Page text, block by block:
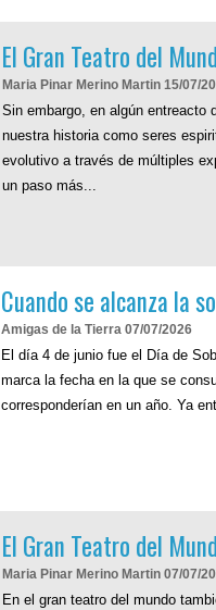
El Gran Teatro del
Maria Pinar Merino Martin 15/07/
Sin embargo, en algún entreacto
nuestra historia como seres
evolutivo a través de múltiples
un paso más...
Cuando se alcanza la
Amigas de la Tierra 07/07/2026
El día 4 de junio fue el Día de
marca la fecha en la que se
corresponderían en un año. Ya
El Gran Teatro del
Maria Pinar Merino Martin 07/07/
En el gran teatro del mundo